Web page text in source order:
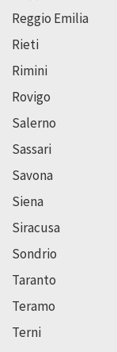
Reggio Emilia
Rieti
Rimini
Rovigo
Salerno
Sassari
Savona
Siena
Siracusa
Sondrio
Taranto
Teramo
Terni